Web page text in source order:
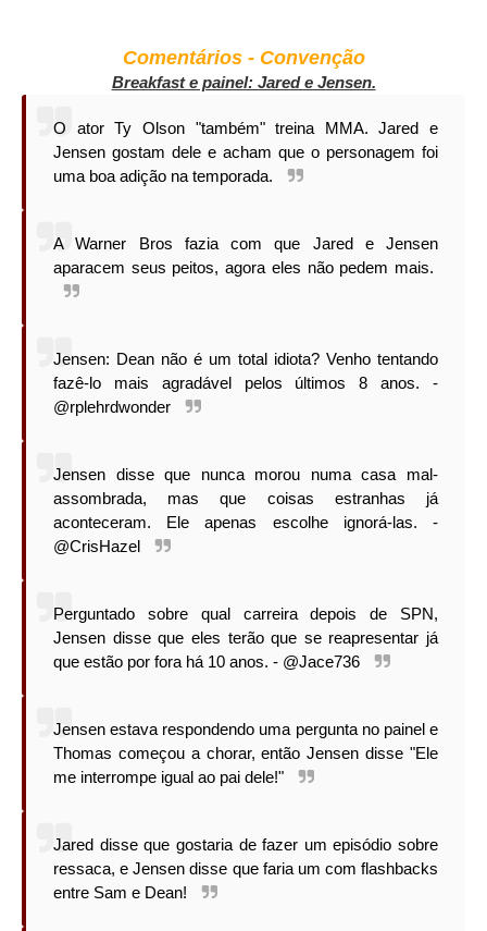
Comentários - Convenção
Breakfast e painel: Jared e Jensen.
O ator Ty Olson "também" treina MMA. Jared e
Jensen gostam dele e acham que o personagem foi
uma boa adição na temporada.
A Warner Bros fazia com que Jared e Jensen
aparacem seus peitos, agora eles não pedem mais.
Jensen: Dean não é um total idiota? Venho tentando
fazê-lo mais agradável pelos últimos 8 anos. -
@rplehrdwonder
Jensen disse que nunca morou numa casa mal-
assombrada, mas que coisas estranhas já
aconteceram. Ele apenas escolhe ignorá-las. -
@CrisHazel
Perguntado sobre qual carreira depois de SPN,
Jensen disse que eles terão que se reapresentar já
que estão por fora há 10 anos. - @Jace736
Jensen estava respondendo uma pergunta no painel e
Thomas começou a chorar, então Jensen disse "Ele
me interrompe igual ao pai dele!"
Jared disse que gostaria de fazer um episódio sobre
ressaca, e Jensen disse que faria um com flashbacks
entre Sam e Dean!